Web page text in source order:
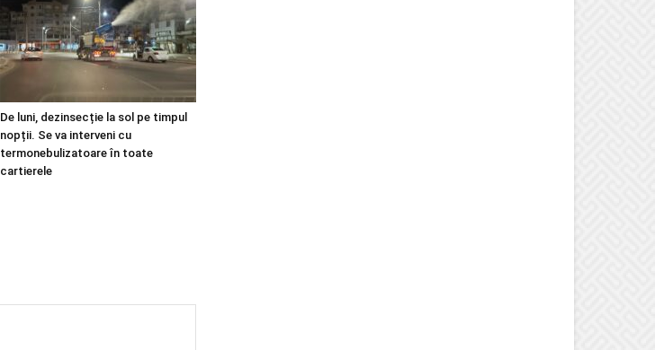
De luni, dezinsecție la sol pe timpul
nopții. Se va interveni cu
termonebulizatoare în toate
cartierele